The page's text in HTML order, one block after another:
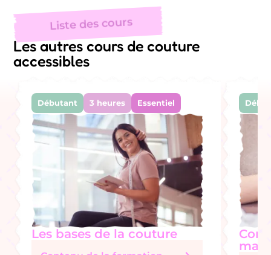
Liste des cours
Les autres cours de couture
accessibles
Débutant 3 heures Essentiel
Les bases de la couture
main